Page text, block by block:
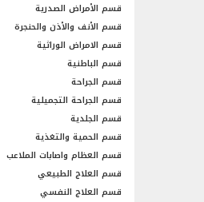
قسم الأمراض الصدرية
قسم الأنف والأذن والحنجرة
قسم الامراض الوراثية
قسم الباطنية
قسم الجراحة
قسم الجراحة التجميلية
قسم الجلدية
قسم الحمية والتغذية
قسم العظام واصابات الملاعب
قسم العلاج الطبيعي
قسم العلاج النفسي